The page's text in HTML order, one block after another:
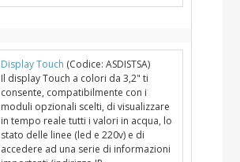
Display Touch (Codice: ASDISTSA)
Il display Touch a colori da 3,2" ti
consente, compatibilmente con i
moduli opzionali scelti, di visualizzare
in tempo reale tutti i valori in acqua, lo
stato delle linee (led e 220v) e di
accedere ad una serie di informazioni